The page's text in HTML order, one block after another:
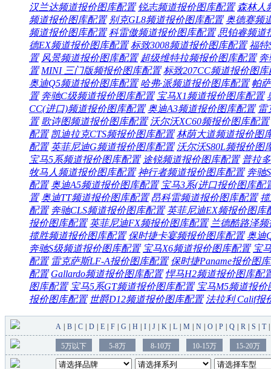
汉兰达频道报价图库配置 锐志频道报价图库配置 森林人
频道报价图库配置 别克GL8频道报价图库配置 奥德赛频
频道报价图库配置 科雷傲频道报价图库配置 思铂睿频道
德EX频道报价图库配置 标致3008频道报价图库配置 福特
置 风景频道报价图库配置 超级维特拉频报价图库配置
置 MINI 三门版频报价图库配置 标致207CC频道报价图库
奥迪Q5频道报价图库配置 哈弗·派频道报价图库配置 帕
置 奔驰C级频道报价图库配置 宝马X1频道报价图库配置
CC(进口)频道报价图库配置 奥迪A3频道报价图库配置 雷
置 歌诗图频道报价图库配置 沃尔沃XC60频报价图库配置
配置 凯迪拉克CTS频报价图库配置 林荫大道频道报价图
配置 英菲尼迪G频道报价图库配置 沃尔沃S80L频报价图
宝马5系频道报价图库配置 途锐频道报价图库配置 普拉
牧马人频道报价图库配置 神行者频道报价图库配置 奔驰
配置 奥迪A5频道报价图库配置 宝马3系(进口报价图库配
置 奥迪TT频道报价图库配置 昂科雷频道报价图库配置
配置 奔驰CLS频道报价图库配置 英菲尼迪EX频报价图库
报价图库配置 英菲尼迪FX频报价图库配置 兰德酷路泽频
揽胜频道报价图库配置 保时捷卡宴频报价图库配置 奥迪
奔驰S级频道报价图库配置 宝马X6频道报价图库配置 宝
配置 雷克萨斯LF-A报价图库配置 保时捷Paname报价图库
配置 Gallardo频道报价图库配置 悍马H2频道报价图库配
图库配置 宝马5系GT频道报价图库配置 宝马M5频道报价
报价图库配置 世爵D12频道报价图库配置 法拉利 Calif报